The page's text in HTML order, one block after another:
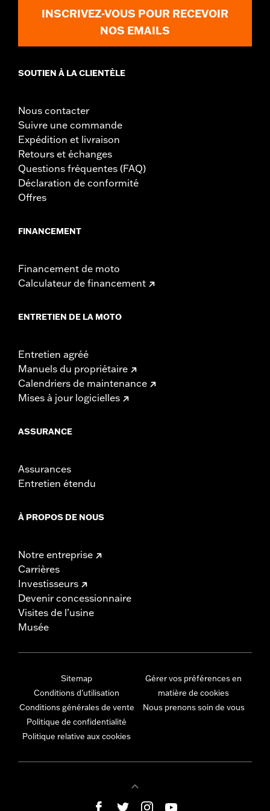
INSCRIVEZ-VOUS POUR RECEVOIR
NOS EMAILS
SOUTIEN À LA CLIENTÈLE
Nous contacter
Suivre une commande
Expédition et livraison
Retours et échanges
Questions fréquentes (FAQ)
Déclaration de conformité
Offres
FINANCEMENT
Financement de moto
Calculateur de financement
ENTRETIEN DE LA MOTO
Entretien agréé
Manuels du propriétaire
Calendriers de maintenance
Mises à jour logicielles
ASSURANCE
Assurances
Entretien étendu
À PROPOS DE NOUS
Notre entreprise
Carrières
Investisseurs
Devenir concessionnaire
Visites de l’usine
Musée
Sitemap
Conditions d'utilisation
Conditions générales de vente
Politique de confidentialité
Politique relative aux cookies
Gérer vos préférences en
matière de cookies
Nous prenons soin de vous